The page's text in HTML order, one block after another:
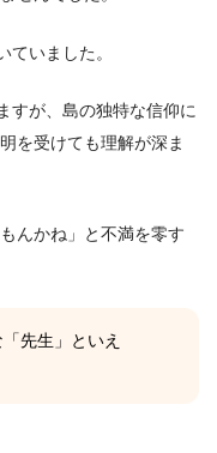
ていました。
すが、島の独特な信仰に
を受けても理解が深ま
んかね」と不満を零す
先生」といえ